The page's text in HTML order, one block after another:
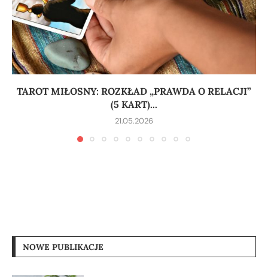
TAROT MIŁOSNY: ROZKŁAD „PRAWDA O RELACJI”
(5 KART)...
21.05.2026
NOWE PUBLIKACJE